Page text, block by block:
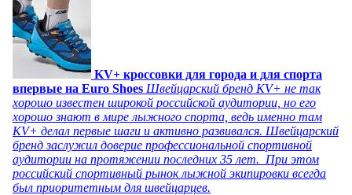
KV+ кроссовки для города и для спорта
впервые на Euro Shoes Швейцарский бренд KV+ не так
хорошо известен широкой российской аудитории, но его
хорошо знают в мире лыжного спорта, ведь именно там
KV+ делал первые шаги и активно развивался. Швейцарский
бренд заслужил доверие профессиональной спортивной
аудитории на протяжении последних 35 лет. При этом
российский спортивный рынок лыжной экипировки всегда
был приоритетным для швейцарцев.